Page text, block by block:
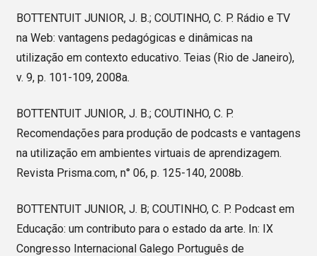
BOTTENTUIT JUNIOR, J. B.; COUTINHO, C. P. Rádio e TV
na Web: vantagens pedagógicas e dinâmicas na
utilização em contexto educativo. Teias (Rio de Janeiro),
v. 9, p. 101-109, 2008a.
BOTTENTUIT JUNIOR, J. B.; COUTINHO, C. P.
Recomendações para produção de podcasts e vantagens
na utilização em ambientes virtuais de aprendizagem.
Revista Prisma.com, n° 06, p. 125-140, 2008b.
BOTTENTUIT JUNIOR, J. B; COUTINHO, C. P. Podcast em
Educação: um contributo para o estado da arte. In: IX
Congresso Internacional Galego Português de